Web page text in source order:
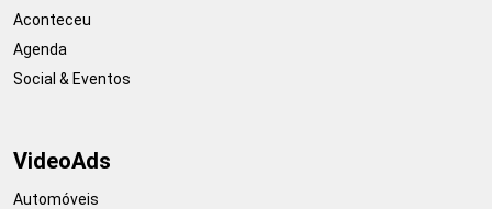
Aconteceu
Agenda
Social & Eventos
VideoAds
Automóveis